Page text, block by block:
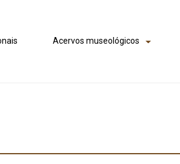
Acervos museológicos